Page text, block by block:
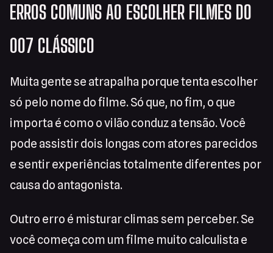
ERROS COMUNS AO ESCOLHER FILMES DO
007 CLÁSSICO
Muita gente se atrapalha porque tenta escolher
só pelo nome do filme. Só que, no fim, o que
importa é como o vilão conduz a tensão. Você
pode assistir dois longas com atores parecidos
e sentir experiências totalmente diferentes por
causa do antagonista.
Outro erro é misturar climas sem perceber. Se
você começa com um filme muito calculista e